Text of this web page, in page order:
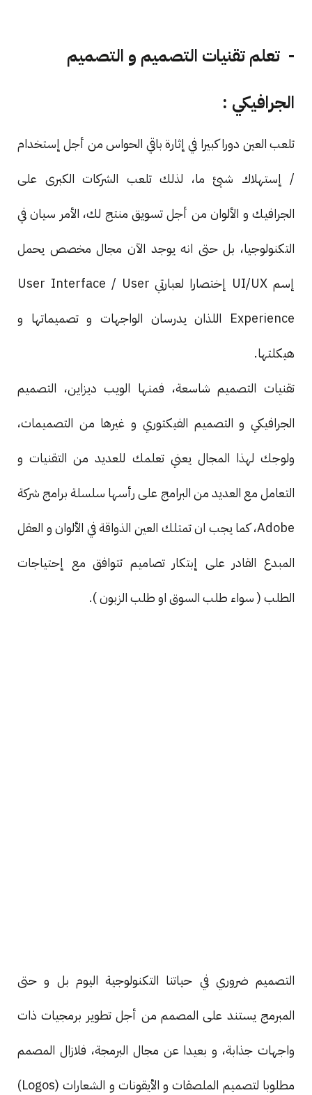
- تعلم تقنيات التصميم و التصميم
الجرافيكي :
تلعب العين دورا كبيرا في إثارة باقي الحواس من أجل إستخدام
/ إستهلاك شيئ ما، لذلك تلعب الشركات الكبرى على
الجرافيك و الألوان من أجل تسويق منتج لك، الأمر سيان في
التكنولوجيا، بل حتى انه يوجد الآن مجال مخصص يحمل
إسم UI/UX إختصارا لعبارتي User Interface / User
Experience اللذان يدرسان الواجهات و تصميماتها و
هيكلتها.
تقنيات التصميم شاسعة، فمنها الويب ديزاين، التصميم
الجرافيكي و التصميم الفيكتوري و غيرها من التصميمات،
ولوجك لهذا المجال يعني تعلمك للعديد من التقنيات و
التعامل مع العديد من البرامج على رأسها سلسلة برامج شركة
Adobe، كما يجب ان تمتلك العين الذواقة في الألوان و العقل
المبدع القادر على إبتكار تصاميم تتوافق مع إحتياجات
الطلب ( سواء طلب السوق او طلب الزبون ).
التصميم ضروري في حياتنا التكنولوجية اليوم بل و حتى
المبرمج يستند على المصمم من أجل تطوير برمجيات ذات
واجهات جذابة، و بعيدا عن مجال البرمجة، فلازال المصمم
مطلوبا لتصميم الملصقات و الأيقونات و الشعارات (Logos)